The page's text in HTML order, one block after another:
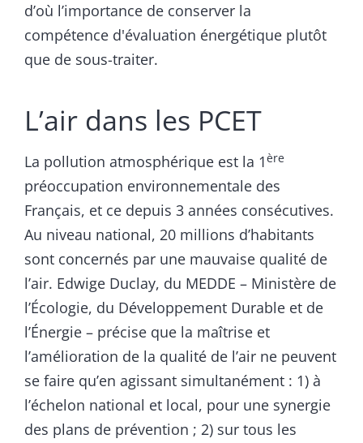
d’où l’importance de conserver la
compétence d'évaluation énergétique plutôt
que de sous-traiter.
L’air dans les PCET
La pollution atmosphérique est la 1ère
préoccupation environnementale des
Français, et ce depuis 3 années consécutives.
Au niveau national, 20 millions d’habitants
sont concernés par une mauvaise qualité de
l’air. Edwige Duclay, du MEDDE – Ministère de
l’Écologie, du Développement Durable et de
l’Énergie – précise que la maîtrise et
l’amélioration de la qualité de l’air ne peuvent
se faire qu’en agissant simultanément : 1) à
l’échelon national et local, pour une synergie
des plans de prévention ; 2) sur tous les